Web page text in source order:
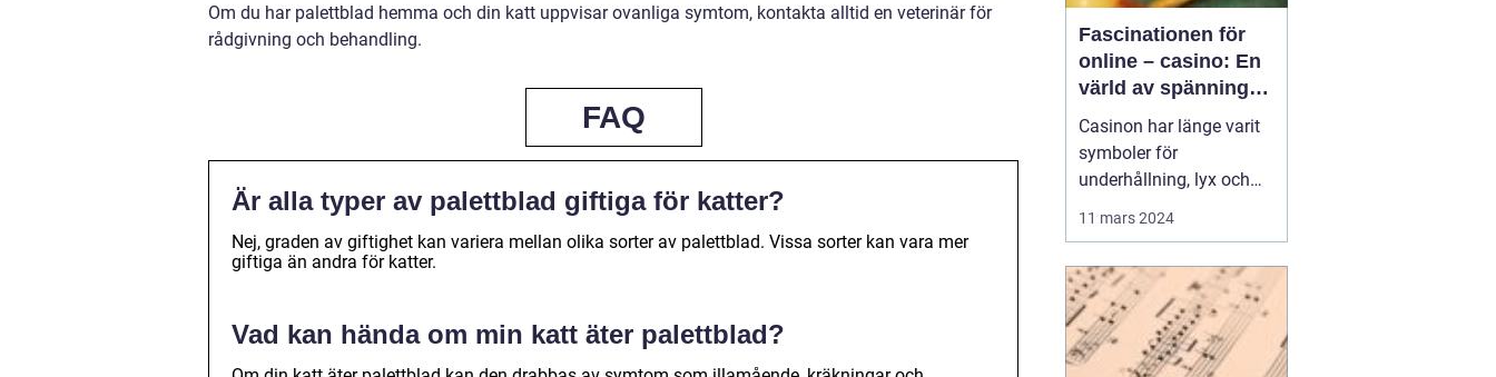
Om du har palettblad hemma och din katt uppvisar ovanliga symtom, kontakta alltid en veterinär för
rådgivning och behandling.
FAQ
Är alla typer av palettblad giftiga för katter?
Nej, graden av giftighet kan variera mellan olika sorter av palettblad. Vissa sorter kan vara mer
giftiga än andra för katter.
Vad kan hända om min katt äter palettblad?
Fascinationen för
online – casino: En
värld av spänning
och underhållning
Casinon har länge varit
symboler för
underhållning, lyx och
spelen på nätet,
fortsätter
casinoupplevelsen att
locka miljontals
11 mars 2024